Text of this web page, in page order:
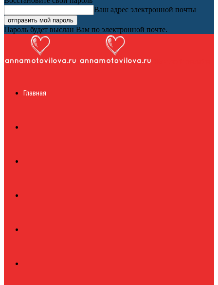
Ваш адрес электронной почты
Пароль будет выслан Вам по электронной почте.
журналГлавная